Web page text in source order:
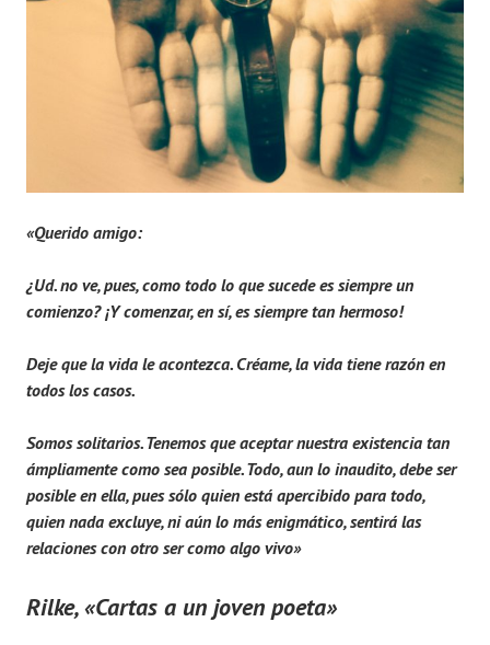
«Querido amigo:
¿Ud. no ve, pues, como todo lo que sucede es siempre un
comienzo?¡Y comenzar, en sí, es siempre tan hermoso!
Deje que la vida le acontezca. Créame, la vida tiene razón en
todos los casos.
Somos solitarios. Tenemos que aceptar nuestra existencia tan
ámpliamente como sea posible. Todo, aun lo inaudito, debe ser
posible en ella, pues sólo quien está apercibido para todo,
quien nada excluye, ni aún lo más enigmático, sentirá las
relaciones con otro ser como algo vivo»
Rilke, «Cartas a un joven poeta»